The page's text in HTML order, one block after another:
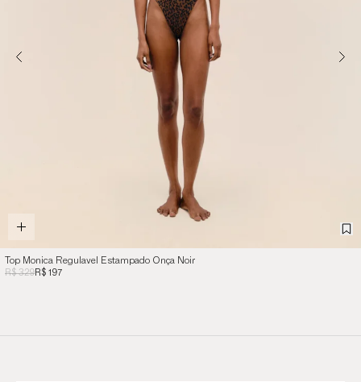
Top Monica Regulavel Estampado Onça Noir
R$ 329R$ 197